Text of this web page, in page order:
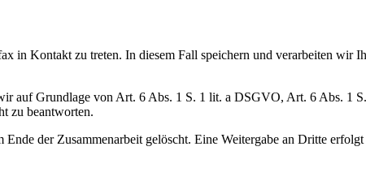
in Kontakt zu treten. In diesem Fall speichern und verarbeiten wir
auf Grundlage von Art. 6 Abs. 1 S. 1 lit. a DSGVO, Art. 6 Abs.
zu beantworten.
der Zusammenarbeit gelöscht. Eine Weitergabe an Dritte